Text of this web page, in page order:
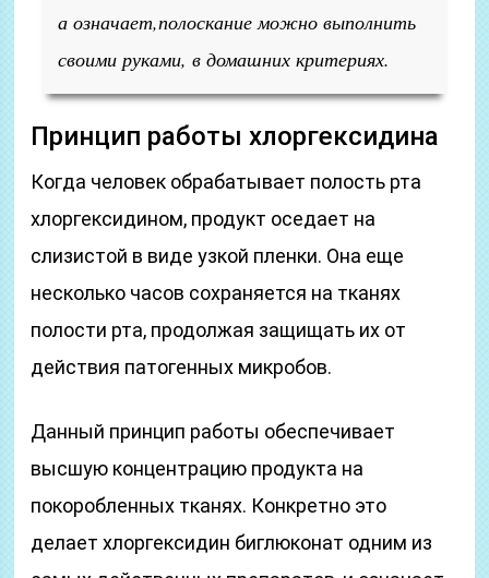
а означает,полоскание можно выполнить
своими руками, в домашних критериях.
Принцип работы хлоргексидина
Когда человек обрабатывает полость рта
хлоргексидином, продукт оседает на
слизистой в виде узкой пленки. Она еще
несколько часов сохраняется на тканях
полости рта, продолжая защищать их от
действия патогенных микробов.
Данный принцип работы обеспечивает
высшую концентрацию продукта на
покоробленных тканях. Конкретно это
делает хлоргексидин биглюконат одним из